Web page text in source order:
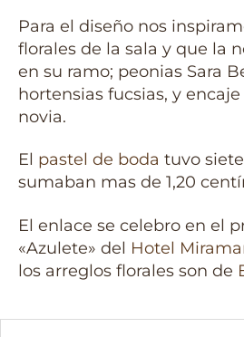
Para el diseño nos
florales de la sala y que la
en su ramo; peonias Sara
hortensias fucsias, y
novia.
El pastel de boda tuvo
sumaban mas de 1,20
El enlace se celebro en el
«Azulete» del Hotel
los arreglos florales son de